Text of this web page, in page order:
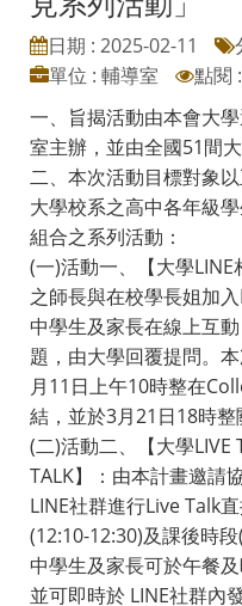
日期 : 2025-02-11
單位 : 輔導室
點閱
一、旨揭活動由本會大
室主辦，並由全國51間大
二、本次活動目標對象
大學校系之高中各年級
組合之系列活動：
(一)活動一、【大學
之師長與在校學長姐加
中學生及家長在線上互
題，由大學回覆提問。
月11日上午10時整在
結，並於3月21日18時整
(二)活動二、【大學LIVE
TALK】：由本計畫邀請
LINE社群進行Live Talk
(12:10-12:30)及課後時
中學生及家長可於午餐
並可即時於 LINE社群內